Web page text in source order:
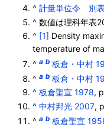
^ 計量単位令 別
^ 数値は理科年表
^ [1] Density
temperature of
^ a b 板倉・中村
^ a b 板倉・中村
^ 板倉聖宣 1978,
^ 中村邦光 2007,
^ a b 板倉聖宣